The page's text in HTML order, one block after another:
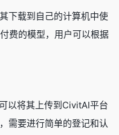
下载到自己的计算机中使
费的模型，用户可以根据
以将其上传到CivitAI平台
需要进行简单的登记和认